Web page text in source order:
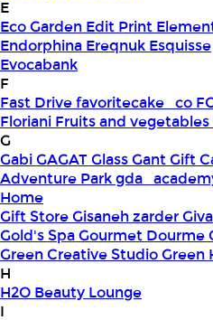
E
Eco Garden Edit Print
Endorphina Ereqnuk Esquisse
Evocabank
F
Fast Drivefavoritecake_co
Floriani Fruits and vegetables
G
GabiGAGAT GlassGant Gift
Adventure Park
Home
Gift StoreGisaneh zarder
Gold's SpaGourmet Dourme
Green Creative StudioGreen
H
H2O Beauty Lounge
I